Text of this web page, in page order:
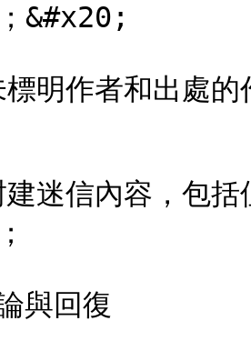
&#x20;
明作者和出處的
迷信內容，包括
與回復